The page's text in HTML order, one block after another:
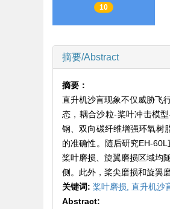
10
摘要/Abstract
摘要：
直升机沙盲现象不仅威胁飞
态，耦合沙粒-桨叶冲击模
钢、双向碳纤维增强环氧树
的准确性。随后研究EH-
桨叶磨损、旋翼磨损区域均
侧。此外，桨尖磨损和旋翼
关键词: 桨叶磨损, 直升机沙
Abstract: